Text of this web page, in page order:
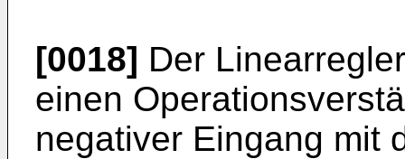
[0018] Der
einen
negativer Eingang mit